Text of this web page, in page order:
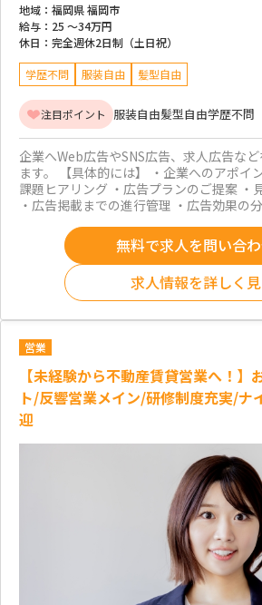
地域： 福岡県 福岡市
給与： 25 ～34万円
休日： 完全週休2日制（土日祝）
学歴不問 服装自由 髪型自由
注目ポイント 服装自由髪型自由学歴不問
企業へWeb広告やSNS広告、求人広告な
ます。 【具体的には】 ・企業へのアポイ
課題ヒアリング ・広告プランのご提案 ・
・広告掲載までの進行管理 ・広告効果の
無料で求人を問い合
求人情報を詳しく
営業
【未経験から不動産賃貸営業へ！】
ト/反響営業メイン/研修制度充実/ナ
迎